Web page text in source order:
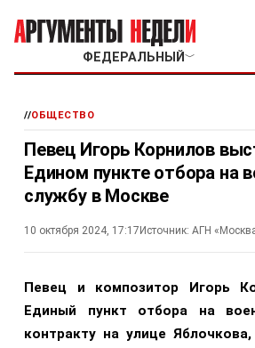
ФЕДЕРАЛЬНЫЙ ﹀
//ОБЩЕСТВО
Певец Игорь Корнилов
Едином пункте отбора на
службу в Москве
10 октября 2024, 17:17 Источник: АГН
Певец и композитор Игорь
Единый пункт отбора на
контракту на улице